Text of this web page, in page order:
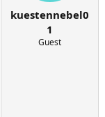
kuestennebel0
1
Guest